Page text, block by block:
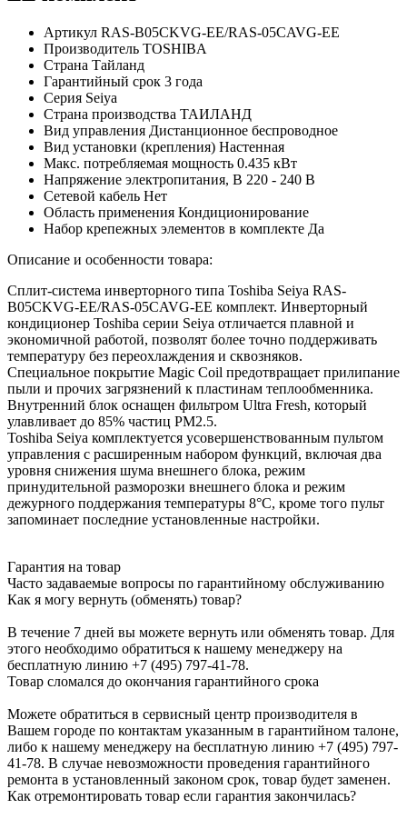
Артикул RAS-B05CKVG-EE/RAS-05CAVG-EE
Производитель TOSHIBA
Страна Тайланд
Гарантийный срок 3 года
Серия Seiya
Страна производства ТАИЛАНД
Вид управления Дистанционное беспроводное
Вид установки (крепления) Настенная
Макс. потребляемая мощность 0.435 кВт
Напряжение электропитания, В 220 - 240 В
Сетевой кабель Нет
Область применения Кондиционирование
Набор крепежных элементов в комплекте Да
Описание и особенности товара:
Сплит-система инверторного типа Toshiba Seiya RAS-
B05CKVG-EE/RAS-05CAVG-EE комплект. Инверторный
кондиционер Toshiba серии Seiya отличается плавной и
экономичной работой, позволят более точно поддерживать
температуру без переохлаждения и сквозняков.
Специальное покрытие Magic Coil предотвращает прилипание
пыли и прочих загрязнений к пластинам теплообменника.
Внутренний блок оснащен фильтром Ultra Fresh, который
улавливает до 85% частиц РМ2.5.
Toshiba Seiya комплектуется усовершенствованным пультом
управления с расширенным набором функций, включая два
уровня снижения шума внешнего блока, режим
принудительной разморозки внешнего блока и режим
дежурного поддержания температуры 8°С, кроме того пульт
запоминает последние установленные настройки.
Гарантия на товар
Часто задаваемые вопросы по гарантийному обслуживанию
Как я могу вернуть (обменять) товар?
В течение 7 дней вы можете вернуть или обменять товар. Для
этого необходимо обратиться к нашему менеджеру на
бесплатную линию +7 (495) 797-41-78.
Товар сломался до окончания гарантийного срока
Можете обратиться в сервисный центр производителя в
Вашем городе по контактам указанным в гарантийном талоне,
либо к нашему менеджеру на бесплатную линию +7 (495) 797-
41-78. В случае невозможности проведения гарантийного
ремонта в установленный законом срок, товар будет заменен.
Как отремонтировать товар если гарантия закончилась?